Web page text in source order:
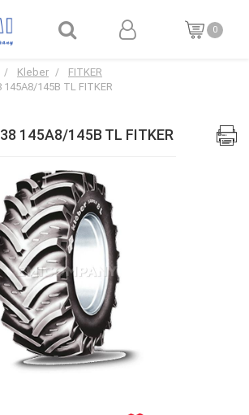
0
Kleber
FITKER
145B TL FITKER
145A8/145B TL FITKER